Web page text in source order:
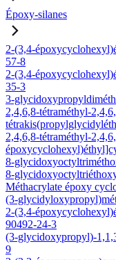
Époxy-silanes
2-(3,4-
57-8
2-(3,4-
35-3
3-
2,4,6,8-tétraméthyl-
2,4,6,8-tétraméthyl-
8-
8-
Méthacrylate époxy
(3-
2-(3,4-
90492-24-3
(3-glycidoxypropyl)-
9